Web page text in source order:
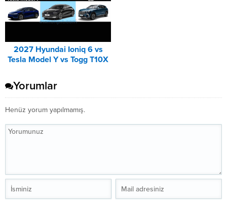
2027 Hyundai Ioniq 6 vs
Tesla Model Y vs Togg T10X
Yorumlar
Henüz yorum yapılmamış.